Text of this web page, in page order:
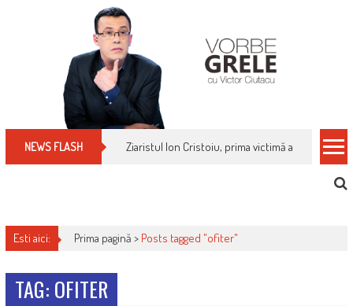
NEWS FLASH Ziaristul Ion Cristoiu, prima victimă a noi
Esti aici: Prima pagină > Posts tagged "ofiter"
TAG: OFITER